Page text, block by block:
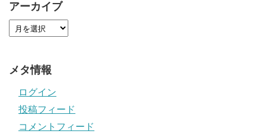
アーカイブ
メタ情報
ログイン
投稿フィード
コメントフィード